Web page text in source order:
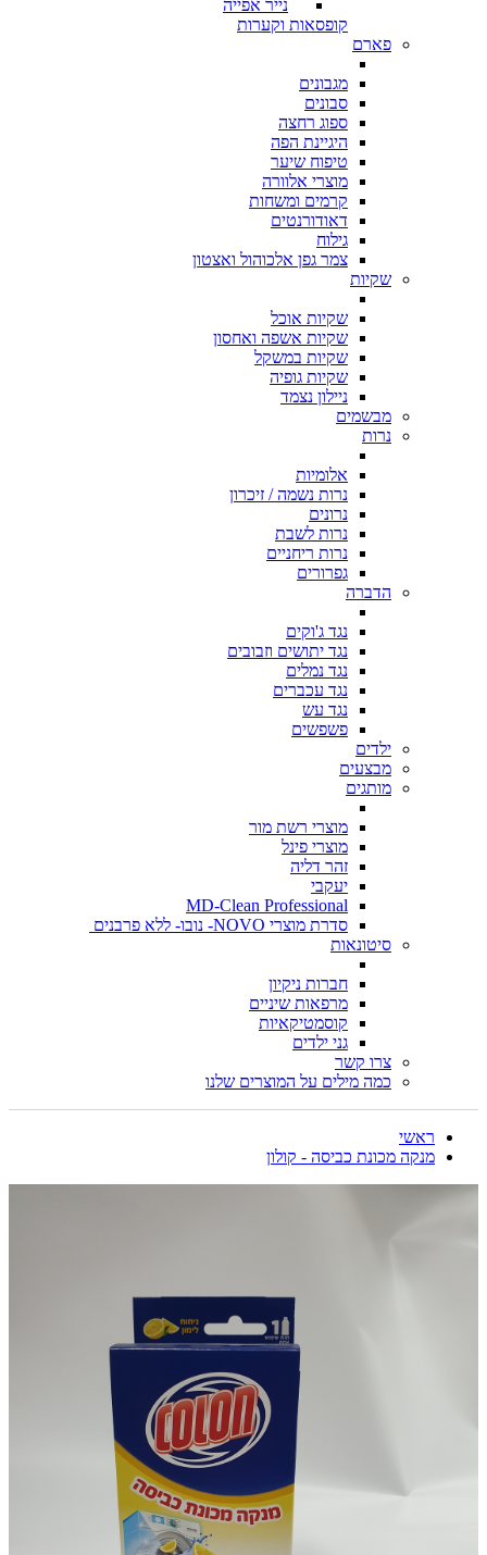
נייר אפייה
קופסאות וקערות
פארם
מגבונים
סבונים
ספוג רחצה
היגיינת הפה
טיפוח שיער
מוצרי אלוורה
קרמים ומשחות
דאודורנטים
גילוח
צמר גפן אלכוהול ואצטון
שקיות
שקיות אוכל
שקיות אשפה ואחסון
שקיות במשקל
שקיות גופיה
ניילון נצמד
מבשמים
נרות
אלומיות
נרות נשמה / זיכרון
נרונים
נרות לשבת
נרות ריחניים
גפרורים
הדברה
נגד ג'וקים
נגד יתושים וזבובים
נגד נמלים
נגד עכברים
נגד עש
פשפשים
ילדים
מבצעים
מותגים
מוצרי רשת מור
מוצרי פינל
זהר דליה
יעקבי
MD-Clean Professional
סדרת מוצרי NOVO- נובו- ללא פרבנים
סיטונאות
חברות ניקיון
מרפאות שיניים
קוסמטיקאיות
גני ילדים
צרו קשר
כמה מילים על המוצרים שלנו
ראשי
מנקה מכונת כביסה - קולון